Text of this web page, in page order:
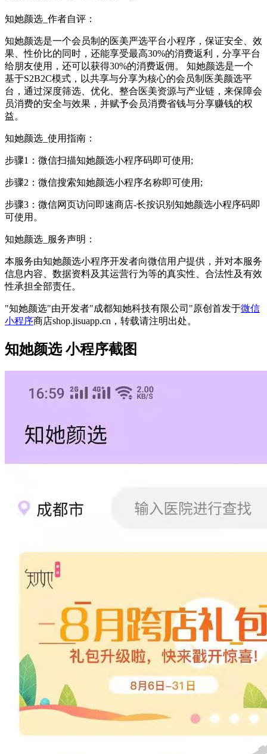
知她颜选_作者自评：
知她颜选是一个会员制的医美严选平台小程序，保证安全、效
果、性价比的同时，还能享受最高30%的消费返利，分享平台
给朋友使用，还可以获得30%的消费返佣。 知她颜选是一个
基于S2B2C模式，以共享与分享为核心的会员制医美颜选平
台，通过深度筛选、优化、整合医美资源与产业链，来保障会
员消费的安全与效果，并赋予会员消费省钱与分享赚钱的权
益。
知她颜选_使用指南：
步骤1：微信扫描知她颜选小程序码即可使用;
步骤2：微信搜索知她颜选小程序名称即可使用;
步骤3：微信网页访问即速商店-长按识别知她颜选小程序码即
可使用。
知她颜选_服务声明：
本服务由知她颜选小程序开发者向微信用户提供，并对本服务
信息内容、数据资料及其运营行为等的真实性、合法性及有效
性承担全部责任。
"知她颜选"由开发者"成都知她科技有限公司"原创首发于微信
小程序商店shop.jisuapp.cn，转载请注明出处。
知她颜选 小程序截图